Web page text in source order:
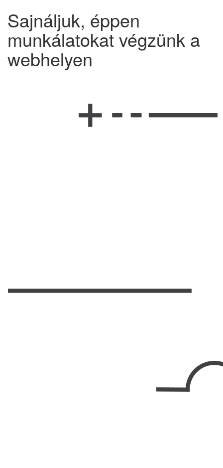
Sajnáljuk, éppen
munkálatokat végzünk a
webhelyen